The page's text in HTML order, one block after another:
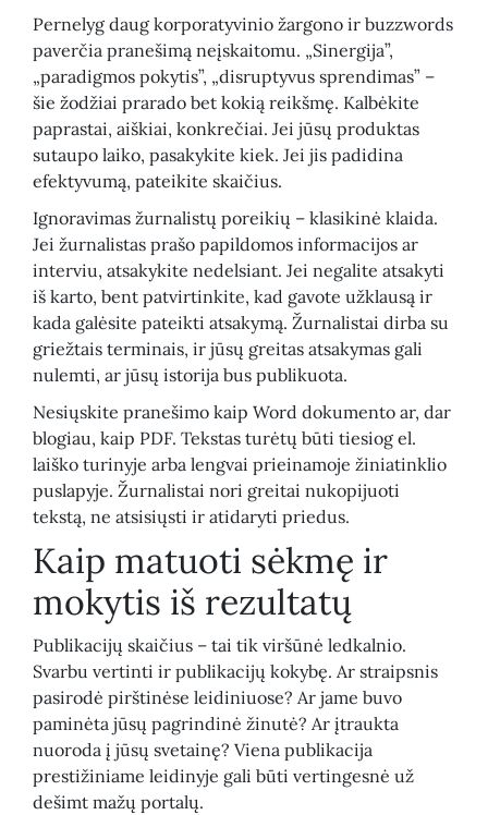
Pernelyg daug korporatyvinio žargono ir buzzwords
paverčia pranešimą neįskaitomu. „Sinergija”,
„paradigmos pokytis”, „disruptyvus sprendimas” –
šie žodžiai prarado bet kokią reikšmę. Kalbėkite
paprastai, aiškiai, konkrečiai. Jei jūsų produktas
sutaupo laiko, pasakykite kiek. Jei jis padidina
efektyvumą, pateikite skaičius.
Ignoravimas žurnalistų poreikių – klasikinė klaida.
Jei žurnalistas prašo papildomos informacijos ar
interviu, atsakykite nedelsiant. Jei negalite atsakyti
iš karto, bent patvirtinkite, kad gavote užklausą ir
kada galėsite pateikti atsakymą. Žurnalistai dirba su
griežtais terminais, ir jūsų greitas atsakymas gali
nulemti, ar jūsų istorija bus publikuota.
Nesiųskite pranešimo kaip Word dokumento ar, dar
blogiau, kaip PDF. Tekstas turėtų būti tiesiog el.
laiško turinyje arba lengvai prieinamoje žiniatinklio
puslapyje. Žurnalistai nori greitai nukopijuoti
tekstą, ne atsisiųsti ir atidaryti priedus.
Kaip matuoti sėkmę ir
mokytis iš rezultatų
Publikacijų skaičius – tai tik viršūnė ledkalnio.
Svarbu vertinti ir publikacijų kokybę. Ar straipsnis
pasirodė pirštinėse leidiniuose? Ar jame buvo
paminėta jūsų pagrindinė žinutė? Ar įtraukta
nuoroda į jūsų svetainę? Viena publikacija
prestižiniame leidinyje gali būti vertingesnė už
dešimt mažų portalų.